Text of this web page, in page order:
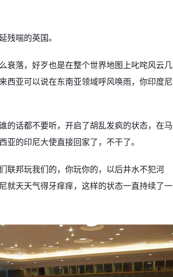
残喘的英国。
衰落，好歹也是在整个世界地图上叱咤风云几
西亚可以说在东南亚领域呼风唤雨，你印度尼
的话都不要听，开启了胡乱发疯的状态，在马
的印尼大使直接回家了，不干了。
联邦玩我们的，你玩你的，以后井水不犯河
就天天气得牙痒痒，这样的状态一直持续了一